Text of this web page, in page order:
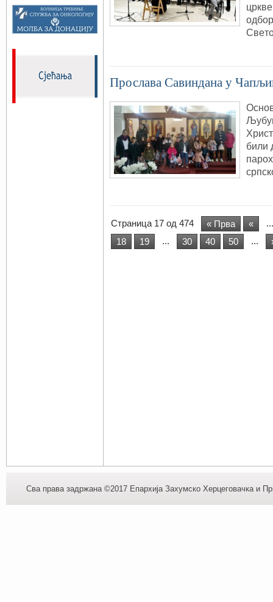
Прослава Савиндана у
били
Страница 17 од 474 « Прва «
...
18
19 ... 30 40 50 ...
Сва права задржана ©2017 Епархија Захумско Херцеговачка и